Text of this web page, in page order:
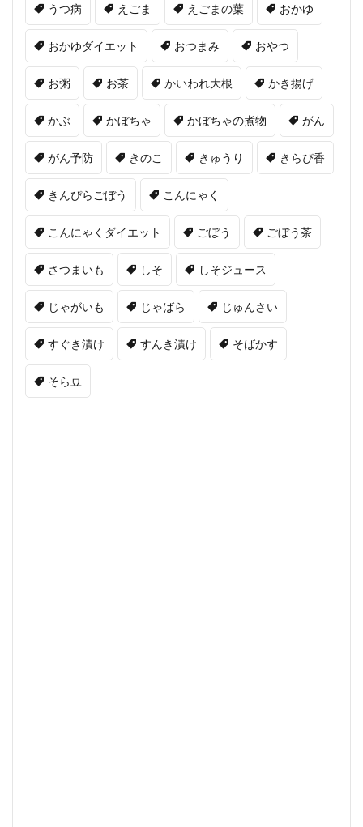
うつ病 えごま えごまの葉 おかゆ
おかゆダイエット おつまみ おやつ
お粥 お茶 かいわれ大根 かき揚げ
かぶ かぼちゃ かぼちゃの煮物 がん
がん予防 きのこ きゅうり きらぴ香
きんぴらごぼう こんにゃく
こんにゃくダイエット ごぼう ごぼう茶
さつまいも しそ しそジュース
じゃがいも じゃばら じゅんさい
すぐき漬け すんき漬け そばかす
そら豆